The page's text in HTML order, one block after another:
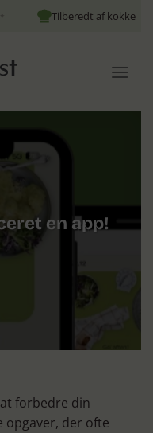
Tilberedt af kokke
en app!
forbedre din
opgaver, der ofte